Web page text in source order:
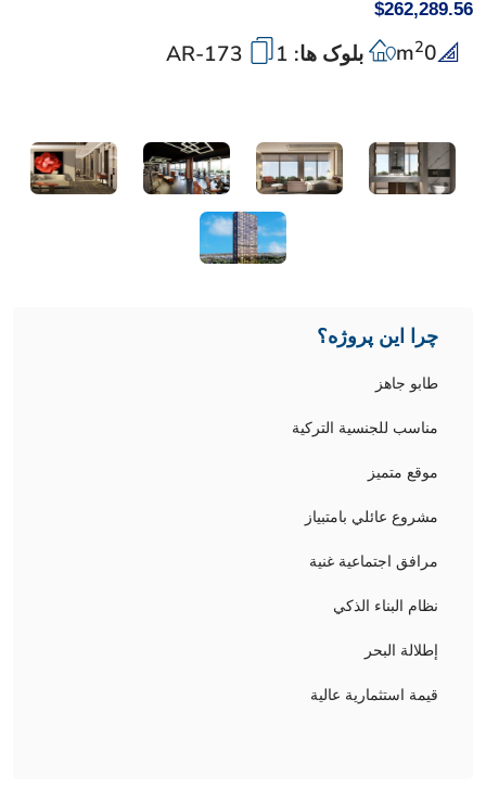
$262,289.56
0
m2 بلوک ها: 1
چرا این پروژه؟
طابو جاهز
مناسب للجنسية التركية
موقع متميز
مشروع عائلي بامتبياز
مرافق اجتماعية غنية
نظام البناء الذكي
إطلالة البحر
قيمة استثمارية عالية